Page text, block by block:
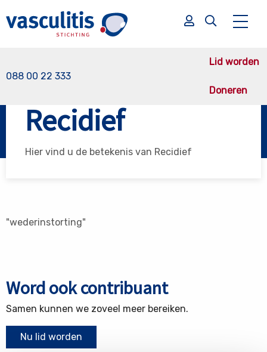
088 00 22 333
Lid worden
Doneren
Zoek
Zoek
Recidief
Hier vind u de betekenis van Recidief
"wederinstorting"
Word ook contribuant
Samen kunnen we zoveel meer bereiken.
Nu lid worden